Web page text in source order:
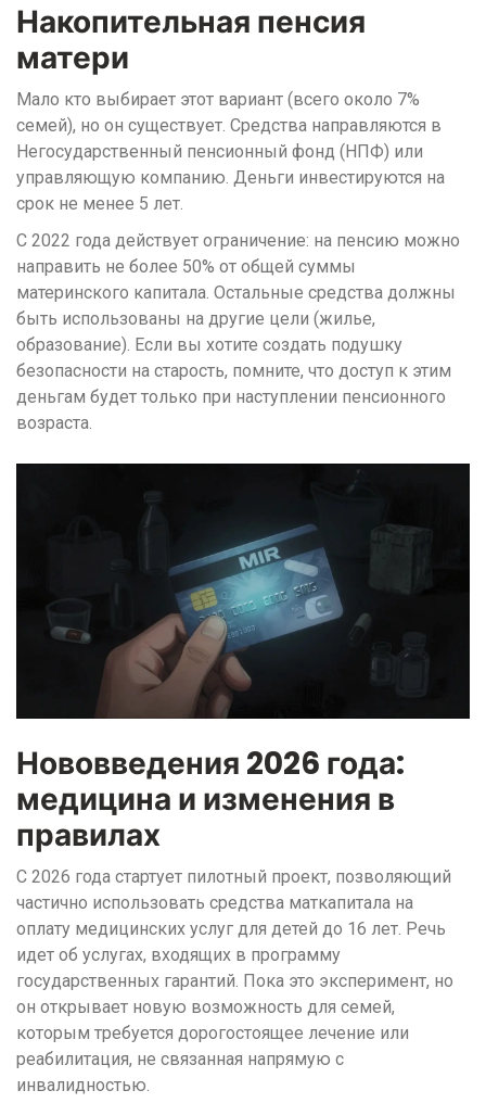
Накопительная пенсия
матери
Мало кто выбирает этот вариант (всего около 7%
семей), но он существует. Средства направляются в
Негосударственный пенсионный фонд (НПФ) или
управляющую компанию. Деньги инвестируются на
срок не менее 5 лет.
С 2022 года действует ограничение: на пенсию можно
направить не более 50% от общей суммы
материнского капитала. Остальные средства должны
быть использованы на другие цели (жилье,
образование). Если вы хотите создать подушку
безопасности на старость, помните, что доступ к этим
деньгам будет только при наступлении пенсионного
возраста.
Нововведения 2026 года:
медицина и изменения в
правилах
С 2026 года стартует пилотный проект, позволяющий
частично использовать средства маткапитала на
оплату медицинских услуг для детей до 16 лет. Речь
идет об услугах, входящих в программу
государственных гарантий. Пока это эксперимент, но
он открывает новую возможность для семей,
которым требуется дорогостоящее лечение или
реабилитация, не связанная напрямую с
инвалидностью.